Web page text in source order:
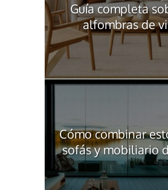
Guía completa
alfombras de
Cómo combinar
sofás y mobiliario